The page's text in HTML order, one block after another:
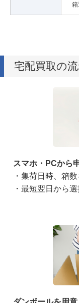
箱
宅配買取の
スマホ・PCから
・集荷日時、箱
・最短翌日から選